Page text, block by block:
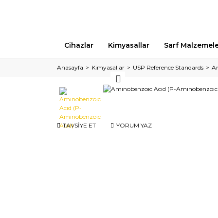
Cihazlar Kimyasallar Sarf
Anasayfa Kimyasallar USP Reference Standards
TAVSİYE ET YORUM YAZ